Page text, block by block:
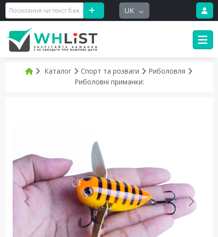
UK
Каталог Спорт та розваги
Риболовля
Риболовні приманки: